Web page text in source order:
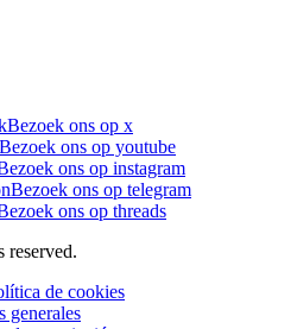
Bezoek ons op x
Bezoek ons op youtube
ons op instagram
Bezoek ons op telegram
ons op threads
reserved.
de cookies
generales